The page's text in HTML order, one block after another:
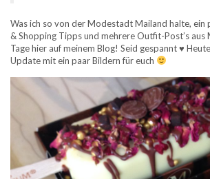
Was ich so von der Modestadt Mailand halte, ein
& Shopping Tipps und mehrere Outfit-Post’s aus
Tage hier auf meinem Blog! Seid gespannt ♥
Update mit ein paar Bildern für euch